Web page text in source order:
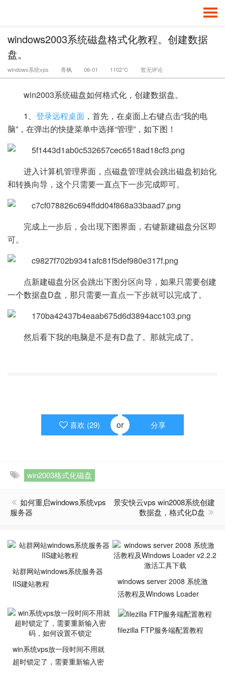
windows2003系统磁盘格式化教程。创建数据
盘。
windows系统vps 青枫 06-01 1102℃ 暂无评论
win2003系统磁盘如何格式化，创建数据盘。
1、 登录远程桌面 ，首先，在桌面上右键点击“我的电
脑”，在弹出的快捷菜单中选择“管理”，如下图！
进入计算机管理界面，点磁盘管理就会跳出磁盘初始化
和转换向导，这个只需要一直点下一步完成即可。
完成上一步后，会出现下图界面，右键新建磁盘分区即
可。
点新建磁盘分区会跳出下图分区向导，如果只需要创建
一个数据盘D盘，那只需要一直点一下步就可以完成了。
然后看下我的电脑是不是有D盘了。那就完成了。
喜欢 (29) or 分享
win2003格式化磁盘
如何重启windows系统vps
服务器
景安快云vps win2008系统创建
数据盘，格式化D盘
站群网站windows系统服务器
IIS建站教程
windows server 2008 系统激
活教程及Windows Loader
v2.2.2激活工具下载
win系统vps放一段时间不用就
超时锁定了，需要重新输入密
filezilla FTP服务端配置教程